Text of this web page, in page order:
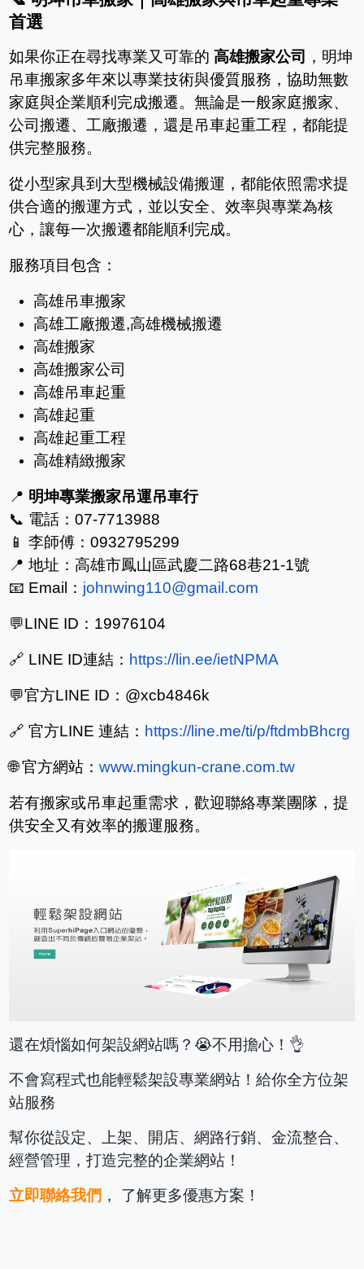
首選
如果你正在尋找專業又可靠的 高雄搬家公司 ，明坤
吊車搬家多年來以專業技術與優質服務，協助無數
家庭與企業順利完成搬遷。無論是一般家庭搬家、
公司搬遷、工廠搬遷，還是吊車起重工程，都能提
供完整服務。
從小型家具到大型機械設備搬運，都能依照需求提
供合適的搬運方式，並以安全、效率與專業為核
心，讓每一次搬遷都能順利完成。
服務項目包含：
高雄吊車搬家
高雄工廠搬遷,高雄機械搬遷
高雄搬家
高雄搬家公司
高雄吊車起重
高雄起重
高雄起重工程
高雄精緻搬家
📍 明坤專業搬家吊運吊車行
📞 電話：07-7713988
📱 李師傅：0932795299
📍 地址：高雄市鳳山區武慶二路68巷21-1號
📧 Email ： johnwing110@gmail.com
💬LINE ID ： 19976104
🔗 LINE ID連結： https://lin.ee/ietNPMA
💬官方LINE ID ： @xcb4846k
🔗 官方LINE連結： https://line.me/ti/p/ftdmbBhcrg
🌐 官方網站：www.mingkun-crane.com.tw
若有搬家或吊車起重需求，歡迎聯絡專業團隊，提
供安全又有效率的搬運服務。
還在煩惱如何架設網站嗎？😭不用擔心！👌
不會寫程式也能輕鬆架設專業網站！給你全方位架
站服務
幫你從設定、上架、開店、網路行銷、金流整合、
經營管理，打造完整的企業網站！
立即聯絡我們 ， 了解更多優惠方案！